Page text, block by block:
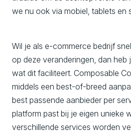
we nu ook via mobiel, tablets en
Wil je als e-commerce bedrijf
op deze veranderingen, dan heb
wat dit faciliteert. Composable
middels een best-of-breed
best passende aanbieder per
platform past bij je eigen unieke
verschillende services worden